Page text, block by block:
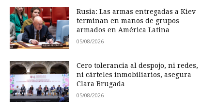
Rusia: Las armas entregadas a Kiev
terminan en manos de grupos
armados en América Latina
05/08/2026
Cero tolerancia al despojo, ni redes,
ni cárteles inmobiliarios, asegura
Clara Brugada
05/08/2026